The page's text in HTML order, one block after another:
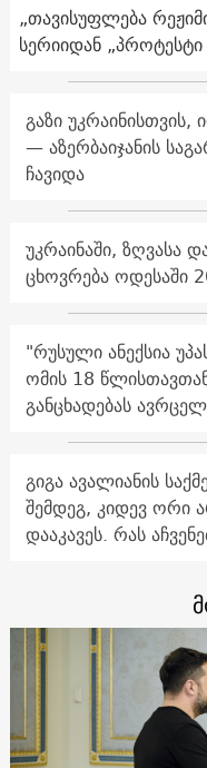
„თავისუფლება
სერიიდან
გაზი
— აზერბაიჯანის
ჩავიდა
უკრაინაში, ზღვასა
ცხოვრება ოდესაში
"რუსული ანექსია
ომის 18
განცხადებას
გიგა ავალიანის
შემდეგ, კიდევ
დააკავეს. რას